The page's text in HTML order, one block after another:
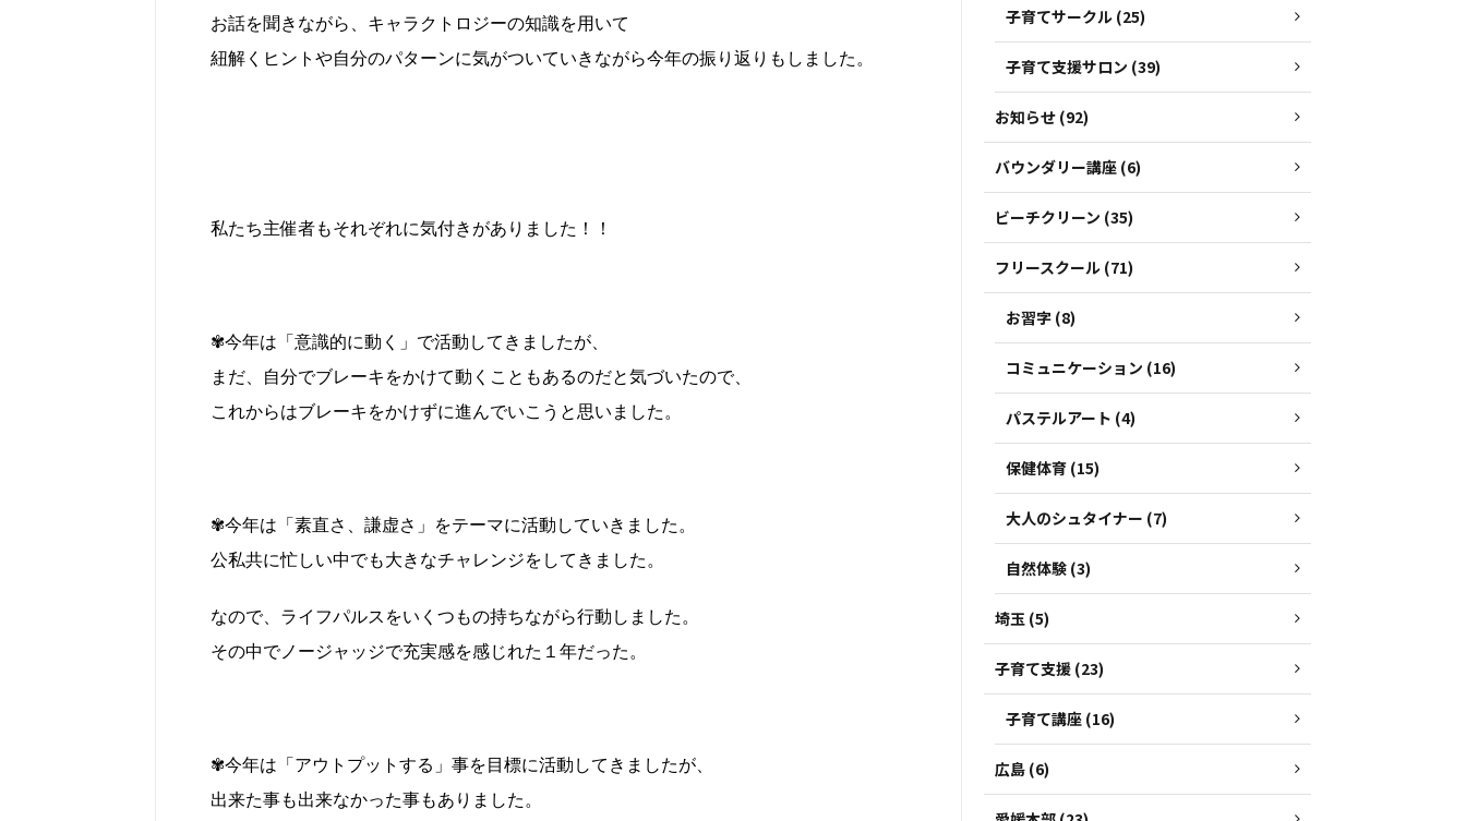
お話を聞きながら、キャラクトロジーの知識を用いて
紐解くヒントや自分のパターンに気がついていきながら今年の振り返りもしました。
私たち主催者もそれぞれに気付きがありました！！
✾今年は「意識的に動く」で活動してきましたが、
まだ、自分でブレーキをかけて動くこともあるのだと気づいたので、
これからはブレーキをかけずに進んでいこうと思いました。
✾今年は「素直さ、謙虚さ」をテーマに活動していきました。
公私共に忙しい中でも大きなチャレンジをしてきました。
なので、ライフパルスをいくつもの持ちながら行動しました。
その中でノージャッジで充実感を感じれた１年だった。
✾今年は「アウトプットする」事を目標に活動してきましたが、
出来た事も出来なかった事もありました。
子育てサークル (25)
子育て支援サロン (39)
お知らせ (92)
バウンダリー講座 (6)
ビーチクリーン (35)
フリースクール (71)
お習字 (8)
コミュニケーション (16)
パステルアート (4)
保健体育 (15)
大人のシュタイナー (7)
自然体験 (3)
埼玉 (5)
子育て支援 (23)
子育て講座 (16)
広島 (6)